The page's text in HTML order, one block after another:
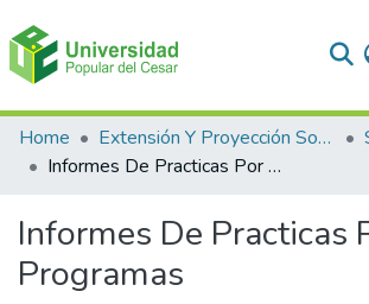
Communities & Collections
Statistics
Home Extensión Y Proyección Social
Informes De Practicas Por Programas
Informes De Practicas
Programas